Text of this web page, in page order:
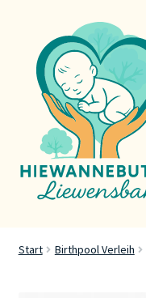
Navigation
springen
Inhalt
springen
Start Birthpool Verleih